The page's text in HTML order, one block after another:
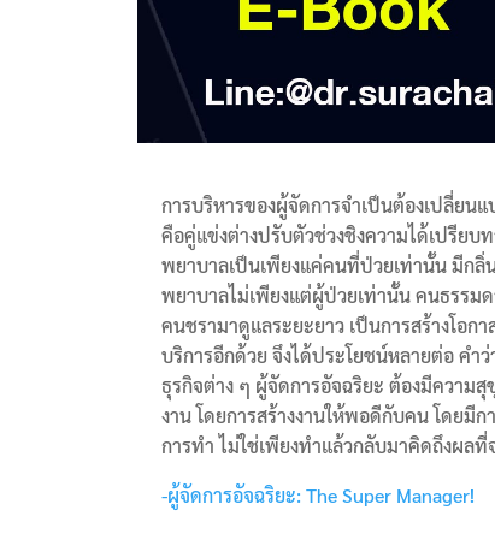
การบริหารของผู้จัดการจำเป็นต้องเปลี่ยน
คือคู่แข่งต่างปรับตัวช่วงชิงความได้เปรียบ
พยาบาลเป็นเพียงแค่คนที่ป่วยเท่านั้น มีกลิ่
พยาบาลไม่เพียงแต่ผู้ป่วยเท่านั้น คนธรรม
คนชรามาดูแลระยะยาว เป็นการสร้างโอก
บริการอีกด้วย จึงได้ประโยชน์หลายต่อ คำ
ธุรกิจต่าง ๆ ผู้จัดการอัจฉริยะ ต้องมีความ
งาน โดยการสร้างงานให้พอดีกับคน โดยมี
การทำ ไม่ใช่เพียงทำแล้วกลับมาคิดถึงผลที่
-ผู้จัดการอัจฉริยะ: The Super Manager!